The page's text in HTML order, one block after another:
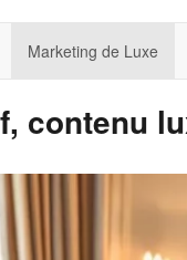
Marketing de Luxe
contenu